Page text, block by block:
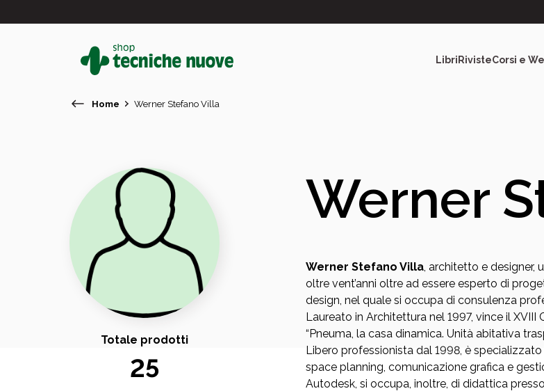
LibriRivisteCorsi e
In primo piano
Home Werner Stefano Villa
Totale prodotti
25
Werner
Werner Stefano Villa, architetto e designer,
oltre vent’anni oltre ad essere esperto di
design, nel quale si occupa di consulenza
Laureato in Architettura nel 1997, vince il
“Pneuma, la casa dinamica. Unità abitativa
Libero professionista dal 1998, è
space planning, comunicazione grafica e
Autodesk, si occupa, inoltre, di didattica